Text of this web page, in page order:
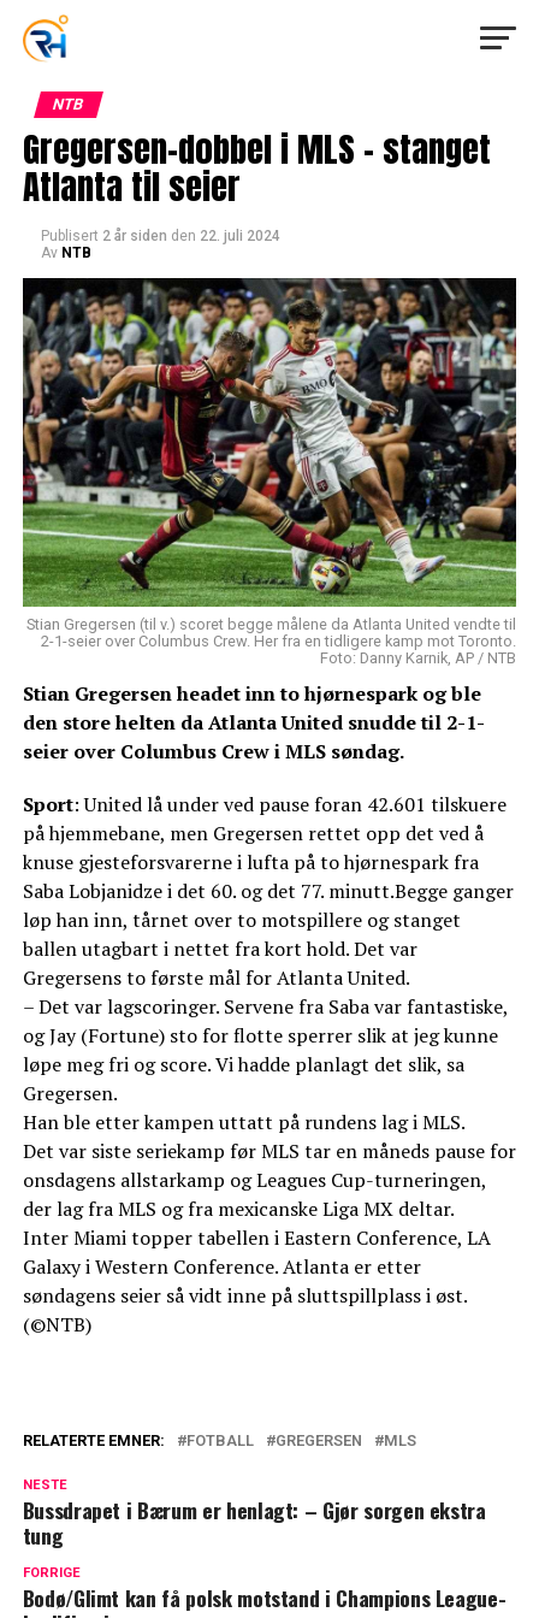
NTB
Gregersen-dobbel i MLS – stanget
Atlanta til seier
Publisert 2 år siden den 22. juli 2024
Av NTB
Stian Gregersen (til v.) scoret begge målene da Atlanta United vendte til
2-1-seier over Columbus Crew. Her fra en tidligere kamp mot Toronto.
Foto: Danny Karnik, AP / NTB
Stian Gregersen headet inn to hjørnespark og ble
den store helten da Atlanta United snudde til 2-1-
seier over Columbus Crew i MLS søndag.
Sport: United lå under ved pause foran 42.601 tilskuere
på hjemmebane, men Gregersen rettet opp det ved å
knuse gjesteforsvarerne i lufta på to hjørnespark fra
Saba Lobjanidze i det 60. og det 77. minutt.Begge ganger
løp han inn, tårnet over to motspillere og stanget
ballen utagbart i nettet fra kort hold. Det var
Gregersens to første mål for Atlanta United.
– Det var lagscoringer. Servene fra Saba var fantastiske,
og Jay (Fortune) sto for flotte sperrer slik at jeg kunne
løpe meg fri og score. Vi hadde planlagt det slik, sa
Gregersen.
Han ble etter kampen uttatt på rundens lag i MLS.
Det var siste seriekamp før MLS tar en måneds pause for
onsdagens allstarkamp og Leagues Cup-turneringen,
der lag fra MLS og fra mexicanske Liga MX deltar.
Inter Miami topper tabellen i Eastern Conference, LA
Galaxy i Western Conference. Atlanta er etter
søndagens seier så vidt inne på sluttspillplass i øst.
(©NTB)
RELATERTE EMNER: FOTBALL GREGERSEN MLS
NESTE
Bussdrapet i Bærum er henlagt: – Gjør sorgen ekstra
tung
FORRIGE
Bodø/Glimt kan få polsk motstand i Champions League-